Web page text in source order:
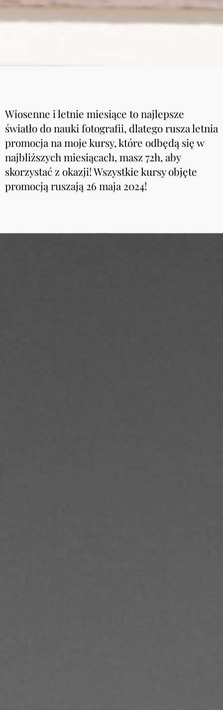
Wiosenne i letnie miesiące to najlepsze
światło do nauki fotografii, dlatego rusza letnia
promocja na moje kursy, które odbędą się w
najbliższych miesiącach, masz 72h, aby
skorzystać z okazji! Wszystkie kursy objęte
promocją ruszają 26 maja 2024!